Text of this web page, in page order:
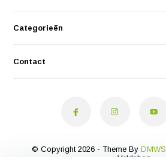
Categorieën
Contact
© Copyright 2026 - Theme By DMWS
Veldshop